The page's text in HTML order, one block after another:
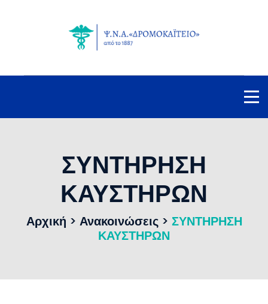
ΣΥΝΤΗΡΗΣΗ
ΚΑΥΣΤΗΡΩΝ
Αρχική > Ανακοινώσεις> ΣΥΝΤΗΡΗΣΗ
ΚΑΥΣΤΗΡΩΝ